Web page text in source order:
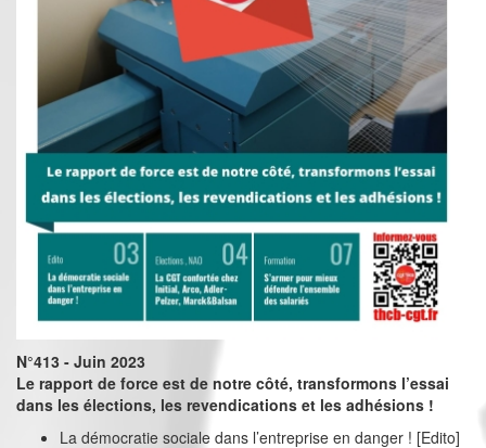
N°413 - Juin 2023
Le rapport de force est de notre côté, transformons l’essai
dans les élections, les revendications et les adhésions !
La démocratie sociale dans l’entreprise en danger ! [Edito]